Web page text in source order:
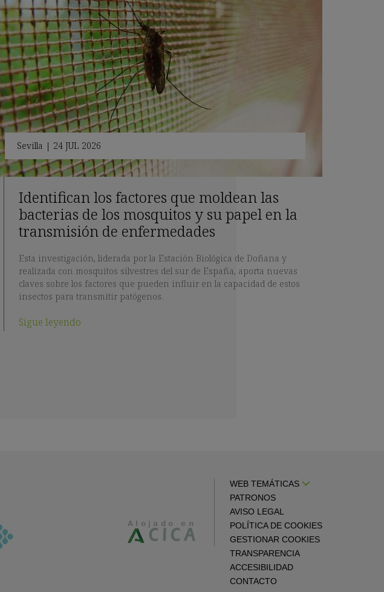
Sevilla | 24 JUL 2026
Identifican los factores que moldean las
bacterias de los mosquitos y su papel en la
transmisión de enfermedades
Esta investigación, liderada por la Estación Biológica de Doñana y
realizada con mosquitos silvestres del sur de España, aporta nuevas
claves sobre los factores que pueden influir en la capacidad de estos
insectos para transmitir patógenos.
Sigue leyendo
WEB TEMÁTICAS
PATRONOS
AVISO LEGAL
POLÍTICA DE COOKIES
GESTIONAR COOKIES
TRANSPARENCIA
ACCESIBILIDAD
CONTACTO